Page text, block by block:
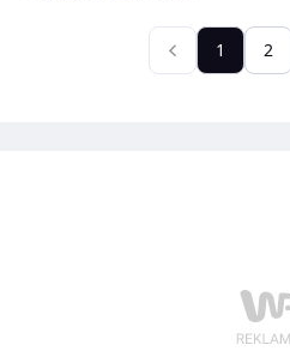
1 2